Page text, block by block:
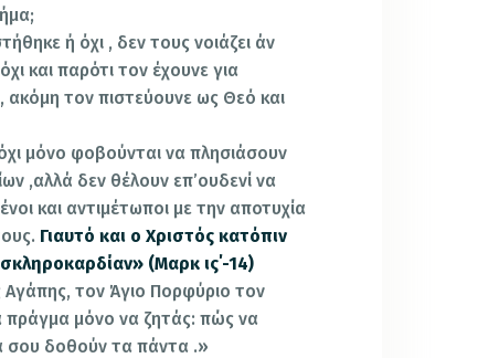
ή όχι , δεν τους νοιάζει άν
και παρότι τον έχουνε για
τον πιστεύουνε ως Θεό και
μόνο φοβούνται να πλησιάσουν
,αλλά δεν θέλουν επ’ουδενί να
και αντιμέτωποι με την αποτυχία
Γιαυτό και ο Χριστός κατόπιν
σκληροκαρδίαν» (Μαρκ ις΄-14)
τον Άγιο Πορφύριο τον
πράγμα μόνο να ζητάς: πώς να
σου δοθούν τα πάντα .»